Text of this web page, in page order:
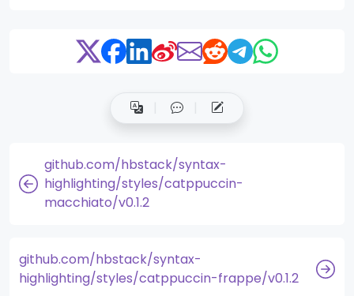
github.com/hbstack/syntax-
highlighting/styles/catppuccin-
macchiato/v0.1.2
github.com/hbstack/syntax-
highlighting/styles/catppuccin-frappe/v0.1.2